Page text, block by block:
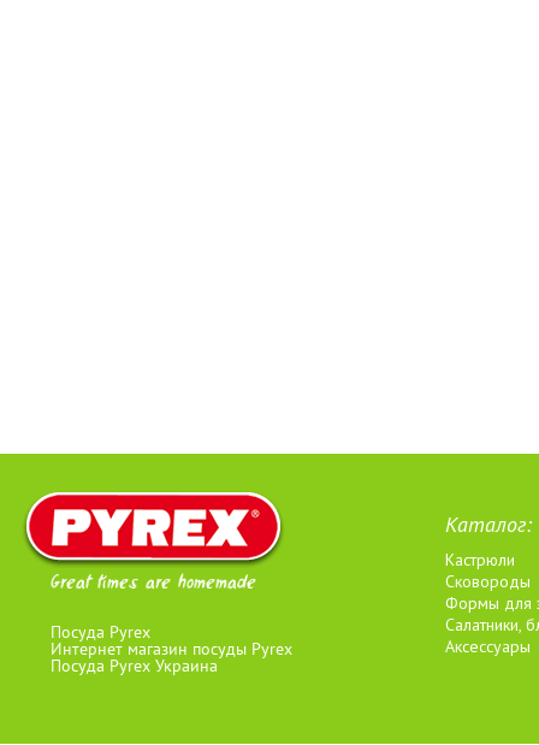
Great times are homemade
Посуда Pyrex
Интернет магазин посуды Pyrex
Посуда Pyrex Украина
Каталог:
Кастрюли
Сковороды
Формы для
Салатники,
Аксессуары